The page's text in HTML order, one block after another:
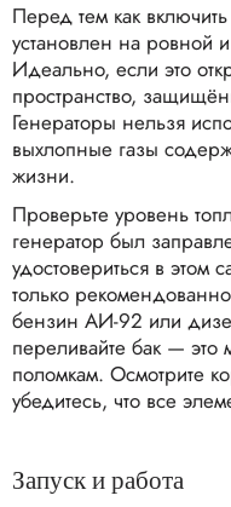
Перед тем как
установлен на ровной
Идеально, если это
пространство,
Генераторы нельзя
выхлопные газы
жизни.
Проверьте уровень
генератор был
удостовериться в этом
только
бензин АИ-92 или
переливайте бак — это
поломкам. Осмотрите
убедитесь, что все
Запуск и работа